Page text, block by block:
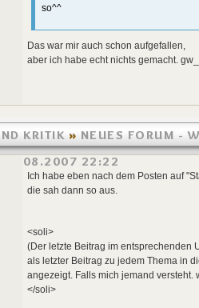
so^^
Das war mir auch schon aufgefallen,
aber ich habe echt nichts gemacht.
KRITIK » NEUES FORUM -
01.08.2007 22:22
Ich habe eben nach dem Posten auf
die sah dann so aus.
<soli>
(Der letzte Beitrag im entsprechenden
als letzter Beitrag zu jedem Thema in
angezeigt. Falls mich jemand versteht.
</soli>